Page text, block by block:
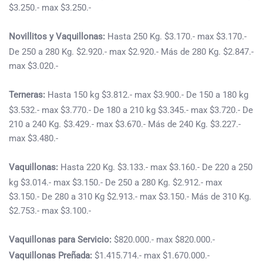
$3.250.- max $3.250.-
Novillitos y Vaquillonas: Hasta 250 Kg. $3.170.- max $3.170.-
De 250 a 280 Kg. $2.920.- max $2.920.- Más de 280 Kg. $2.847.-
max $3.020.-
Terneras: Hasta 150 kg $3.812.- max $3.900.- De 150 a 180 kg
$3.532.- max $3.770.- De 180 a 210 kg $3.345.- max $3.720.- De
210 a 240 Kg. $3.429.- max $3.670.- Más de 240 Kg. $3.227.-
max $3.480.-
Vaquillonas: Hasta 220 Kg. $3.133.- max $3.160.- De 220 a 250
kg $3.014.- max $3.150.- De 250 a 280 Kg. $2.912.- max
$3.150.- De 280 a 310 Kg $2.913.- max $3.150.- Más de 310 Kg.
$2.753.- max $3.100.-
Vaquillonas para Servicio: $820.000.- max $820.000.-
Vaquillonas Preñada: $1.415.714.- max $1.670.000.-